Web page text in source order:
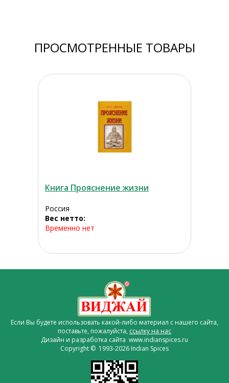
ПРОСМОТРЕННЫЕ ТОВАРЫ
Книга Прояснение жизни
Россия
Вес нетто:
Временно нет
Если Вы будете использовать какой-либо материал с нашего сайта,
поставьте, пожалуйста, ссылку на нас
Дизайн и разработка сайта www.indianspices.ru
Copyright © 1993-2026 Indian Spices